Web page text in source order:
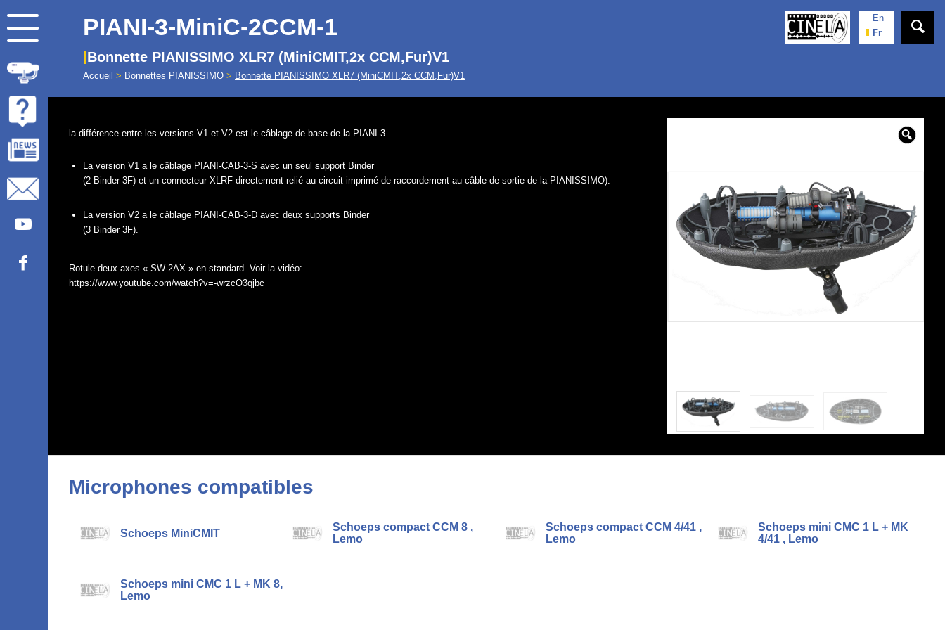
En
Fr
PIANI-3-MiniC-2CCM-1
Bonnette PIANISSIMO XLR7 (MiniCMIT,2x CCM,Fur)V1
Accueil > Bonnettes PIANISSIMO > Bonnette PIANISSIMO XLR7 (MiniCMIT,2x CCM,Fur)V1
la différence entre les versions V1 et V2 est le câblage de base de la PIANI-3 .
La version V1 a le câblage PIANI-CAB-3-S avec un seul support Binder
(2 Binder 3F) et un connecteur XLRF directement relié au circuit imprimé de raccordement au câble de sortie de la PIANISSIMO).
La version V2 a le câblage PIANI-CAB-3-D avec deux supports Binder
(3 Binder 3F).
Rotule deux axes « SW-2AX » en standard. Voir la vidéo:
https://www.youtube.com/watch?v=-wrzcO3qjbc
Microphones compatibles
Schoeps MiniCMIT
Schoeps compact CCM 8 ,
Lemo
Schoeps compact CCM 4/41 ,
Lemo
Schoeps mini CMC 1 L + MK
4/41 , Lemo
Schoeps mini CMC 1 L + MK 8,
Lemo